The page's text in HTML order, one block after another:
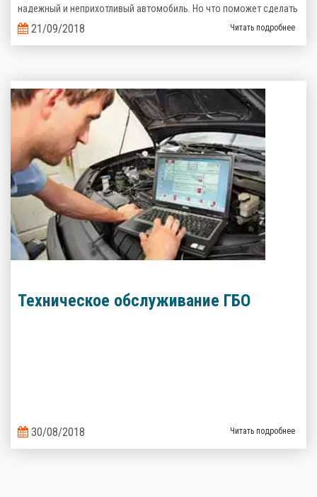
надежный и неприхотливый автомобиль. Но что поможет сделать
его эксплуатацию еще более выгодной? Верно, комплект
газобаллонного оборудования, которое сэкономит кучу денег на
21/09/2018 Читать подробнее
Техническое обслуживание ГБО
30/08/2018 Читать подробнее